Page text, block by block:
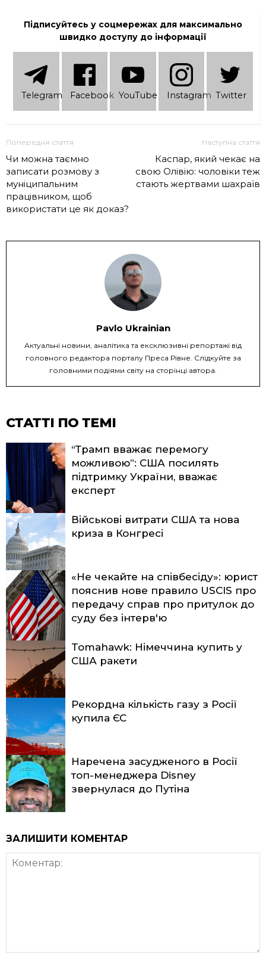
Підписуйтесь у соцмережах для максимально
швидко доступу до інформації
Telеgram Facebook YouTube Instagram Twitter
Попередня стаття
Чи можна таємно
записати розмову з
муніципальним
працівником, щоб
використати це як доказ?
Наступна стаття
Каспар, який чекає на
свою Олівію: чоловіки теж
стають жертвами шахраїв
Pavlo Ukrainian
Актуальні новини, аналітика та ексклюзивні репортажі від
головного редактора порталу Преса Рівне. Слідкуйте за
головними подіями світу на сторінці автора.
СТАТТІ ПО ТЕМІ
“Трамп вважає перемогу
можливою”: США посилять
підтримку України, вважає
експерт
Військові витрати США та нова
криза в Конгресі
«Не чекайте на співбесіду»: юрист
пояснив нове правило USCIS про
передачу справ про притулок до
суду без інтерв'ю
Tomahawk: Німеччина купить у
США ракети
Рекордна кількість газу з Росії
купила ЄС
Наречена засудженого в Росії
топ-менеджера Disney
звернулася до Путіна
ЗАЛИШИТИ КОМЕНТАР